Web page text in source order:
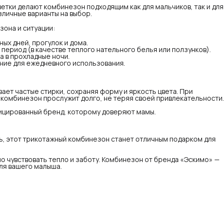
Производитель: Эскимо — российский сертифицированный
бренд, которому доверяют мамы.
Идеальный подарок
Сочетая в себе удобство, стиль и практичность, этот
трикотажный комбинезон станет отличным подарком для
новорожденного.
Мир только начинается, и в этом мире так важно чувствовать
тепло и заботу. Комбинезон от бренда «Эскимо» — это не
просто одежда, а первое облако уюта для вашего малыша.
делают комбинезон подходящим как для мальчиков, так и для
варианты на выбор.
и ситуации:
дней, прогулок и дома.
(в качестве теплого нательного белья или ползунков).
в прохладные ночи.
для ежедневного использования.
частые стирки, сохраняя форму и яркость цвета. При
прослужит долго, не теряя своей привлекательности.
бренд, которому доверяют мамы.
этот трикотажный комбинезон станет отличным подарком для
чувствовать тепло и заботу. Комбинезон от бренда «Эскимо» —
вашего малыша.